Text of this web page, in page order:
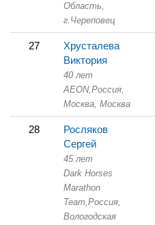
Область,
г.Череповец
27
Хрусталева
Виктория
40 лет
AEON,Россия,
Москва, Москва
28
Росляков
Сергей
45 лет
Dark Horses
Marathon
Team,Россия,
Вологодская